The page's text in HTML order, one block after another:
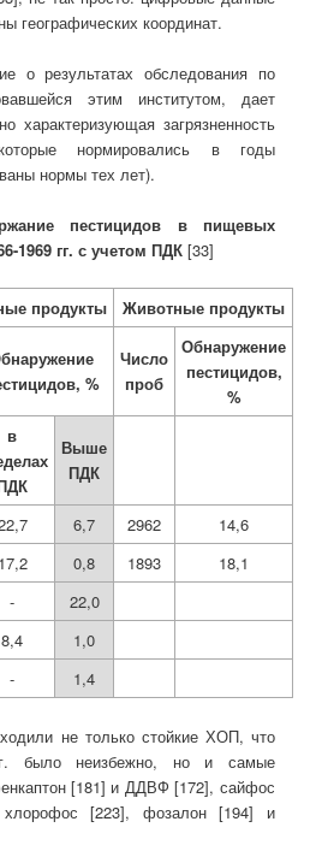
географических координат.
о результатах обследования по
этим институтом, дает
характеризующая загрязненность
нормировались в годы
нормы тех лет).
пестицидов в пищевых
1969 гг. с учетом ПДК [33]
продукты Животные продукты
%
Число
проб
Обнаружение
пестицидов,
%
в
Выше
ПДК
6,7 2962
14,6
17,2 0,8 1893
18,1
-
22,0
8,4
1,0
- 1,4
не только стойкие ХОП, что
было неизбежно, но и самые
[181] и ДДВФ [172], сайфос
[223], фозалон [194] и